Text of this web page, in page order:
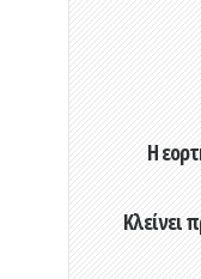
Η
Κλείνει